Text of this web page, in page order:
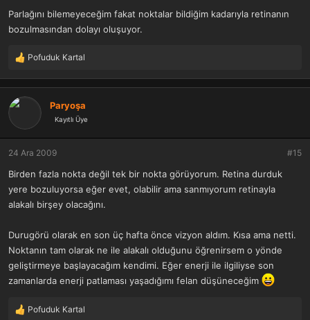
Parlağını bilemeyeceğim fakat noktalar bildiğim kadarıyla retinanın
bozulmasından dolayı oluşuyor.
T
p
k
l
e
r
Pofuduk Kartal
Paryoşa
Kayıtlı Üye
24 Ara 2009 #15
Birden fazla nokta değil tek bir nokta görüyorum. Retina durduk
yere bozuluyorsa eğer evet, olabilir ama sanmıyorum retinayla
alakalı birşey olacağını.
Durugörü olarak en son üç hafta önce vizyon aldım. Kısa ama netti.
Noktanın tam olarak ne ile alakalı olduğunu öğrenirsem o yönde
geliştirmeye başlayacağım kendimi. Eğer enerji ile ilgiliyse son
zamanlarda enerji patlaması yaşadığımı felan düşüneceğim
T
Pofuduk Kartal